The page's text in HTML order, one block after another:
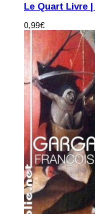
Le Quart Livre
0,99€